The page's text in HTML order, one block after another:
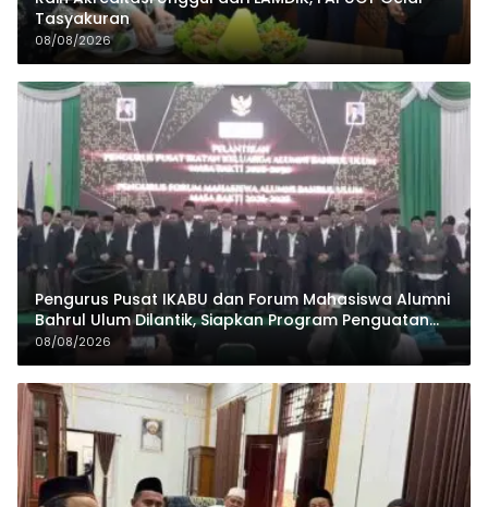
Tasyakuran
08/08/2026
Pengurus Pusat IKABU dan Forum Mahasiswa Alumni
Bahrul Ulum Dilantik, Siapkan Program Penguatan
Organisasi dan Ekonomi
08/08/2026